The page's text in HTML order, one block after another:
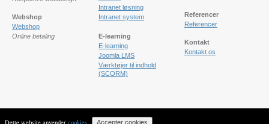
Webshop
Webshop
Online betaling
Intranet løsning
Intranet system
E-learning
E-learning
Joomla LMS
Værktøjer til indhold
(SCORM)
Referencer
Referencer
Kontakt
Kontakt os
Dette website anvender cookies